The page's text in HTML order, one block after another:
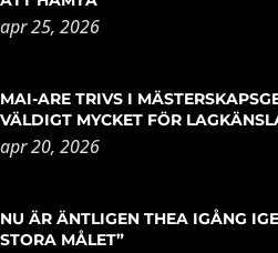
apr 25, 2026
MAI-ARE TRIVS I
VÄLDIGT MYCKET FÖR
apr 20, 2026
NU ÄR ÄNTLIGEN THEA IGÅNG
STORA MÅLET”